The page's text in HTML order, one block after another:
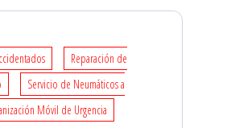
Reparación de
Servicio de Neumáticos a
Móvil de Urgencia